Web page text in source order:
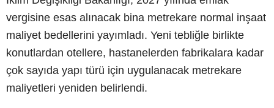
vergisine esas alınacak bina metrekare normal inşaat
maliyet bedellerini yayımladı. Yeni tebliğle birlikte
konutlardan otellere, hastanelerden fabrikalara kadar
çok sayıda yapı türü için uygulanacak metrekare
maliyetleri yeniden belirlendi.